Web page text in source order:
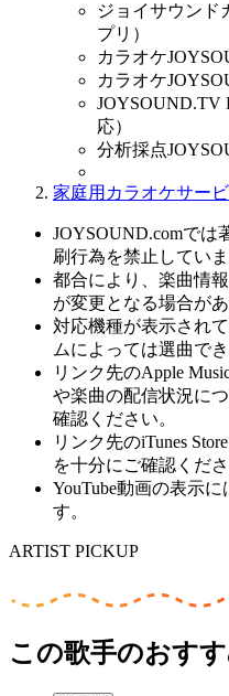
ジョイサウンド
プリ）
カラオケ
カラオケ
JOYSOUND.TV
応）
分析採点
家庭用カラオケサー
JOYSOUND.comでは
刷行為を禁止していま
都合により、楽曲情
が変更となる場合があ
対応機種が表示され
ムによっては選曲で
リンク先のApple
や楽曲の配信状況に
確認ください。
リンク先のiTunes
を十分にご確認くださ
YouTube動画の表示に
す。
ARTIST PICKUP
この歌手のおす